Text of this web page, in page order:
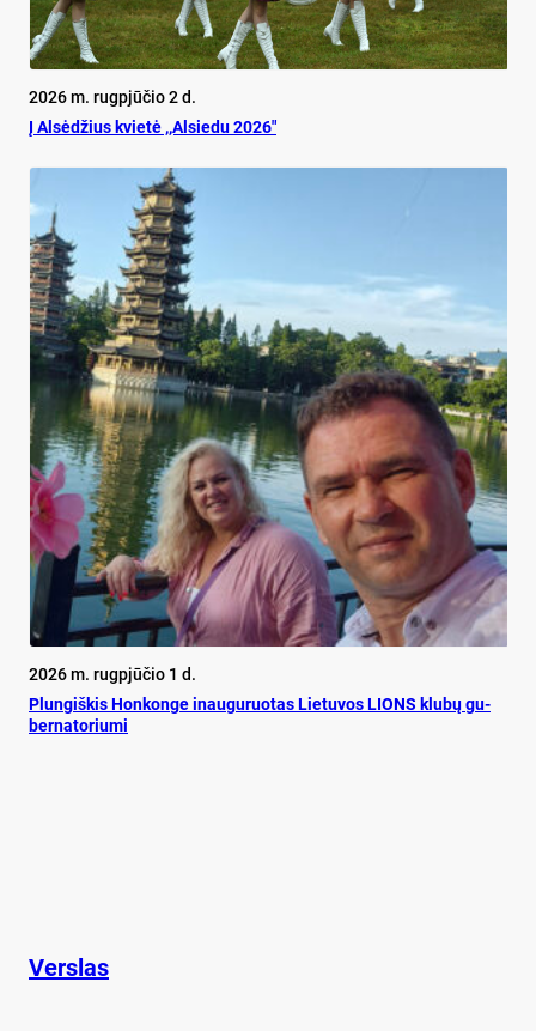
2026 m. rugpjūčio 2 d.
Į Alsėdžius kvietė ,,Alsiedu 2026″
2026 m. rugpjūčio 1 d.
Plun­giš­kis Hon­kon­ge inau­gu­ruo­tas Lie­tu­vos LIONS klu­bų gu­
ber­na­to­riu­mi
Verslas